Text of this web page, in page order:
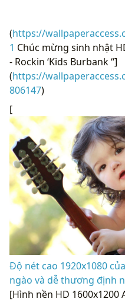
(https://
1 Chúc mừng sinh nhật
- Rockin ‘Kids Burbank “]
(https://
806147)
[
Độ nét cao 1920x1080
ngào và dễ thương định
[Hình nền HD 1600x1200